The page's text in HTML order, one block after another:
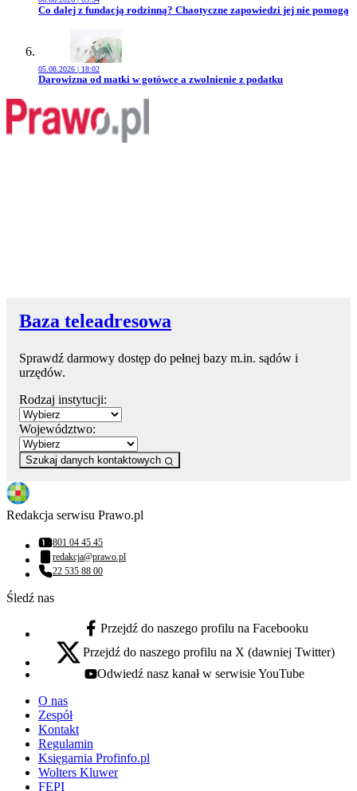
Przejdź do artykułu:
Co dalej z fundacją rodzinną? Chaotyczne zapowiedzi jej nie pomogą
05.08.2026 | 18:02
Przejdź do artykułu:
Darowizna od matki w gotówce a zwolnienie z podatku
Baza teleadresowa
Sprawdź darmowy dostęp do pełnej bazy m.in. sądów i
urzędów.
Rodzaj instytucji:
Województwo:
Szukaj danych kontaktowych
Redakcja serwisu Prawo.pl
Numer telefonu:
801 04 45 45
Adres email:
redakcja@prawo.pl
Numer telefonu:
22 535 88 00
Śledź nas
facebook - otwiera się w nowej karcie
Przejdź do naszego profilu na Facebooku
x - otwiera się w nowej karcie
Przejdź do naszego profilu na X (dawniej Twitter)
youtube - otwiera się w nowej karcie
Odwiedź nasz kanał w serwisie YouTube
O nas
Zespół
Kontakt
Regulamin
Księgarnia Profinfo.pl
Wolters Kluwer
FEPI